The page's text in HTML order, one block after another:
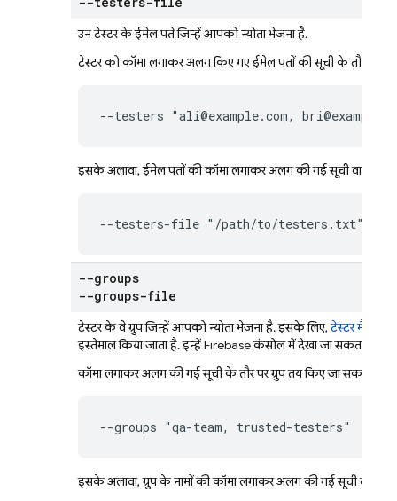
उन टेस्टर के ईमेल पते जिन्हें आपको न्योता भेजना है.
टेस्टर को कॉमा लगाकर अलग किए गए ईमेल पतों की सूची के तौर पर
--testers "ali@example.com,
इसके अलावा, ईमेल पतों की कॉमा लगाकर अलग की गई सूची वाली
--testers-file "/path/to/testers.txt"
--groups
--groups-file
टेस्टर के वे ग्रुप जिन्हें आपको न्योता भेजना है. इसके लिए,टेस्टर मैनेज
इस्तेमाल किया जाता है. इन्हेंFirebaseकंसोल में देखा जा सकता है.
कॉमा लगाकर अलग की गई सूची के तौर पर ग्रुप तय किए जा सकते हैं:
--groups "qa-team, trusted-testers"
इसके अलावा, ग्रुप के नामों की कॉमा लगाकर अलग की गई सूची वाली